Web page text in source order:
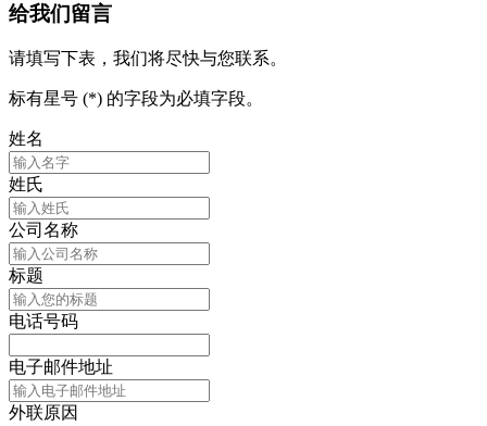
给我们留言
请填写下表，我们将尽快与您联系。
标有星号 (*) 的字段为必填字段。
姓名
姓氏
公司名称
标题
电话号码
电子邮件地址
外联原因